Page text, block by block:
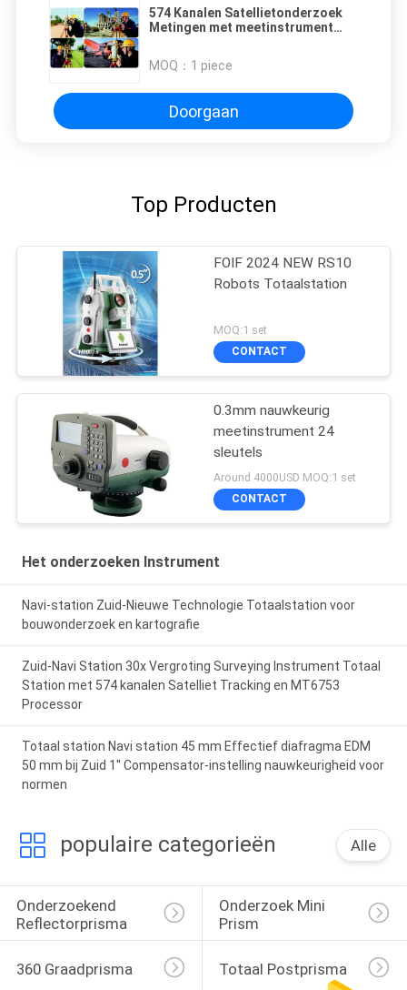
574 Kanalen Satellietonderzoek
Metingen met meetinstrument
MOQ： 1 piece
Doorgaan
Top Producten
FOIF 2024 NEW RS10
Robots Totaalstation
MOQ:1 set
CONTACT
0.3mm nauwkeurig
meetinstrument 24
sleutels
Around 4000USD MOQ:1 set
CONTACT
Het onderzoeken Instrument
Navi-station Zuid-Nieuwe Technologie Totaalstation voor
bouwonderzoek en kartografie
Zuid-Navi Station 30x Vergroting Surveying Instrument Totaal
Station met 574 kanalen Satelliet Tracking en MT6753
Processor
Totaal station Navi station 45 mm Effectief diafragma EDM
50 mm bij Zuid 1'' Compensator-instelling nauwkeurigheid voor
normen
populaire categorieën Alle
Onderzoekend
Reflectorprisma
Onderzoek Mini
Prism
360 Graadprisma Totaal Postprisma